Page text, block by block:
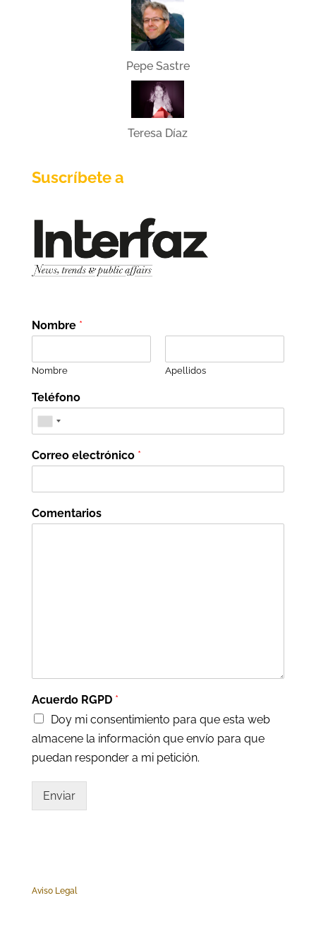
Pepe Sastre
Teresa Díaz
Suscríbete a
Nombre *
Nombre Apellidos
Teléfono
Correo electrónico *
Comentarios
Acuerdo RGPD *
Doy mi consentimiento para que esta web
almacene la información que envío para que
puedan responder a mi petición.
Enviar
Aviso Legal